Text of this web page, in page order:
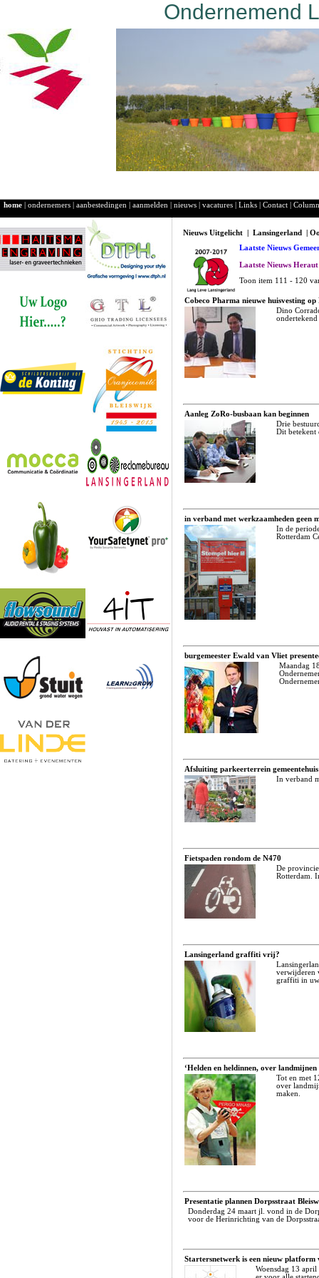
Ondernemend
home ondernemers aanbestedingen aanmelden nieuws vacatures Links Contact Column
Nieuws Uitgelicht | Lansingerland |
Laatste Nieuws
Laatste Nieuws
Toon item 111 - 120
Cobeco Pharma nieuwe huisvesting
Dino
Aanleg ZoRo-busbaan kan beginnen
Drie
Dit betekent
in verband met werkzaamheden geen
In de
Rotterdam
burgemeester Ewald van Vliet
Maandag
Afsluiting parkeerterrein
In verband
Fietspaden rondom de N470
De
Rotterdam.
Lansingerland graffiti vrij?
verwijderen
graffiti in
‘Helden en heldinnen, over landmijnen
Tot en met
over
maken.
Presentatie plannen Dorpsstraat
Donderdag 24 maart jl. vond in de
voor de Herinrichting van de
Startersnetwerk is een nieuw
Woensdag 13